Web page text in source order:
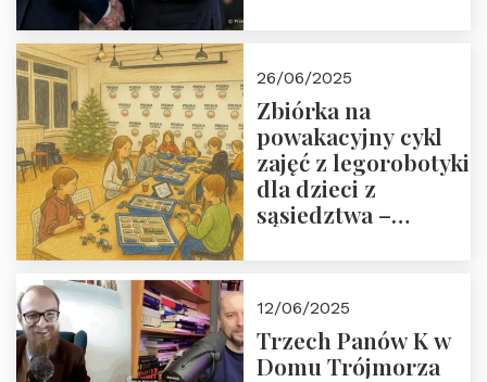
26/06/2025
Zbiórka na
powakacyjny cykl
zajęć z legorobotyki
dla dzieci z
sąsiedztwa –
Fundacji
12/06/2025
Trzech Panów K w
Domu Trójmorza